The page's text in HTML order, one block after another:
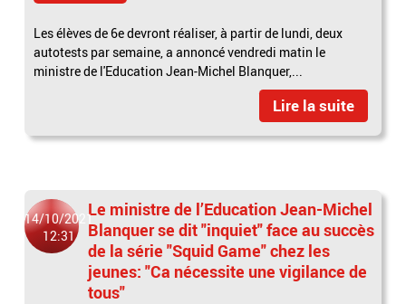
Les élèves de 6e devront réaliser, à partir de lundi, deux
autotests par semaine, a annoncé vendredi matin le
ministre de l'Education Jean-Michel Blanquer,...
Lire la suite
14/10/2021
12:31
Le ministre de l’Education Jean-Michel
Blanquer se dit "inquiet" face au succès
de la série "Squid Game" chez les
jeunes: "Ca nécessite une vigilance de
tous"